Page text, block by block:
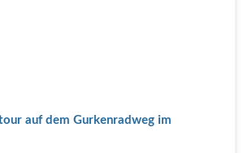
auf dem Gurkenradweg im